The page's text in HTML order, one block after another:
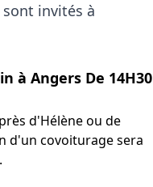
sont invités à
à Angers De 14H30
d'Hélène ou de
d'un covoiturage sera